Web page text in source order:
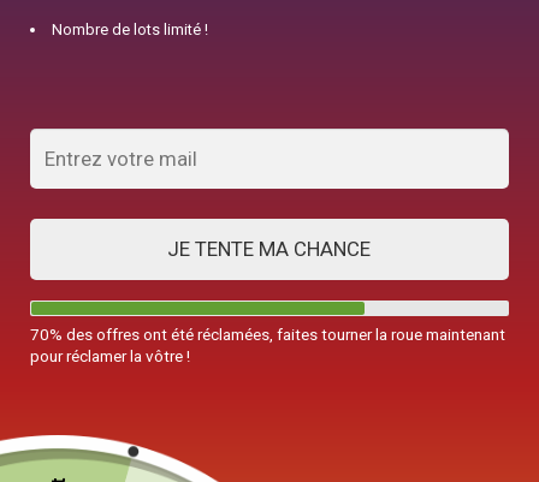
Nombre de lots limité !
JE TENTE MA CHANCE
70% des offres ont été réclamées, faites tourner la roue maintenant
pour réclamer la vôtre !